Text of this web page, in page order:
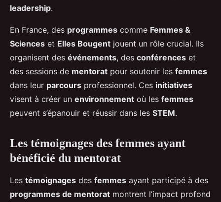
leadership.
En France, des programmes comme Femmes &
Sciences et Elles Bougent jouent un rôle crucial. Ils
organisent des événements, des conférences et
des sessions de mentorat pour soutenir les femmes
dans leur parcours professionnel. Ces initiatives
visent à créer un environnement où les femmes
peuvent s’épanouir et réussir dans les STEM.
Les témoignages des femmes ayant
bénéficié du mentorat
Les témoignages des femmes ayant participé à des
programmes de mentorat montrent l’impact profond